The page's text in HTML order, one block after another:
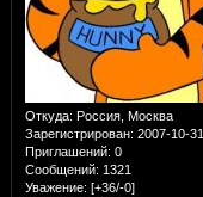
Откуда: Россия, Москва
Зарегистрирован: 2007-10-31
Приглашений: 0
Сообщений: 1321
Уважение: [+36/-0]